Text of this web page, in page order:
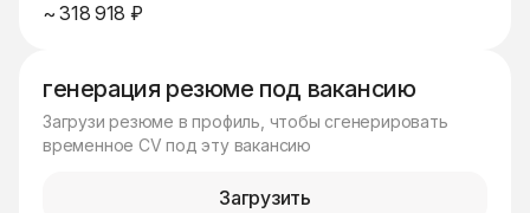
генерация резюме под вакансию
Загрузи резюме в профиль, чтобы сгенерировать
временное CV под эту вакансию
Загрузить
~ 318 918 ₽